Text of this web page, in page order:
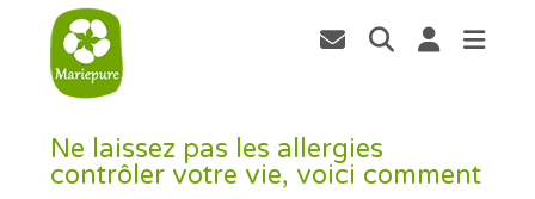
Ne laissez pas les allergies
contrôler votre vie, voici comment